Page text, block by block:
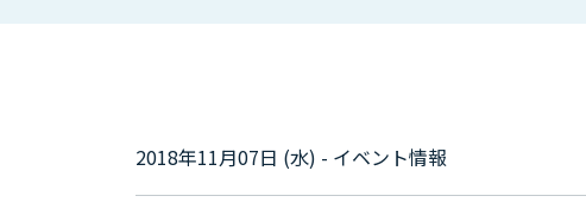
2018年11月07日 (水) - イベント情報